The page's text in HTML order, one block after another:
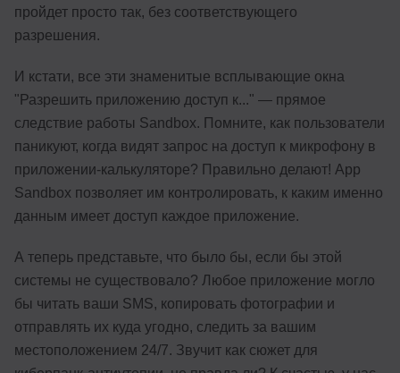
пройдет просто так, без соответствующего
разрешения.
И кстати, все эти знаменитые всплывающие окна
"Разрешить приложению доступ к..." — прямое
следствие работы Sandbox. Помните, как пользователи
паникуют, когда видят запрос на доступ к микрофону в
приложении-калькуляторе? Правильно делают! App
Sandbox позволяет им контролировать, к каким именно
данным имеет доступ каждое приложение.
А теперь представьте, что было бы, если бы этой
системы не существовало? Любое приложение могло
бы читать ваши SMS, копировать фотографии и
отправлять их куда угодно, следить за вашим
местоположением 24/7. Звучит как сюжет для